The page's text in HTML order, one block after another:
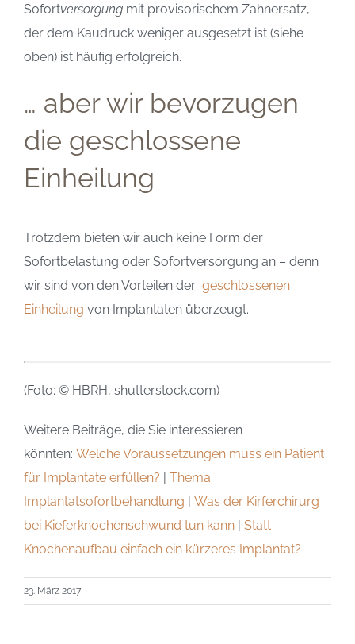
Sofortversorgung mit provisorischem Zahnersatz,
der dem Kaudruck weniger ausgesetzt ist (siehe
oben) ist häufig erfolgreich.
… aber wir bevorzugen
die geschlossene
Einheilung
Trotzdem bieten wir auch keine Form der
Sofortbelastung oder Sofortversorgung an – denn
wir sind von den Vorteilen der geschlossenen
Einheilung von Implantaten überzeugt.
(Foto: © HBRH, shutterstock.com)
Weitere Beiträge, die Sie interessieren
könnten: Welche Voraussetzungen muss ein Patient
für Implantate erfüllen? | Thema:
Implantatsofortbehandlung | Was der Kirferchirurg
bei Kieferknochenschwund tun kann | Statt
Knochenaufbau einfach ein kürzeres Implantat?
23. März 2017